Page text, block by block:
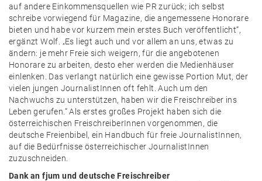
auf andere Einkommensquellen wie PR zurück; ich selbst
schreibe vorwiegend für Magazine, die angemessene Honorare
bieten und habe vor kurzem mein erstes Buch veröffentlicht“,
ergänzt Wolf. „Es liegt auch und vor allem an uns, etwas zu
ändern: je mehr Freie sich weigern, für die angebotenen
Honorare zu arbeiten, desto eher werden die Medienhäuser
einlenken. Das verlangt natürlich eine gewisse Portion Mut, der
vielen jungen JournalistInnen oft fehlt. Auch um den
Nachwuchs zu unterstützen, haben wir die Freischreiber ins
Leben gerufen.“ Als erstes großes Projekt haben sich die
österreichischen FreischreiberInnen vorgenommen, die
deutsche Freienbibel, ein Handbuch für freie JournalistInnen,
auf die Bedürfnisse österreichischer JournalistInnen
zuzuschneiden.
Dank an fjum und deutsche Freischreiber